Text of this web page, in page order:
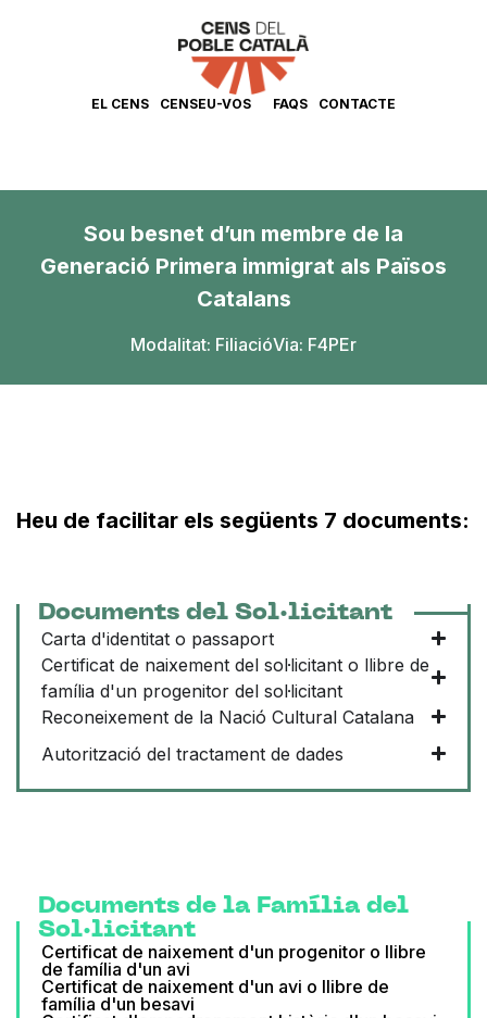
EL CENS CENSEU-VOS FAQS CONTACTE
Sou besnet d’un membre de la
Generació Primera immigrat als Països
Catalans
Modalitat: FiliacióVia: F4PEr
Heu de facilitar els següents 7 documents:
Documents del Sol·licitant
Carta d'identitat o passaport
Certificat de naixement del sol·licitant o llibre de
família d'un progenitor del sol·licitant
Reconeixement de la Nació Cultural Catalana
Autorització del tractament de dades
Documents de la Família del
Sol·licitant
Certificat de naixement d'un progenitor o llibre
de família d'un avi
Certificat de naixement d'un avi o llibre de
família d'un besavi